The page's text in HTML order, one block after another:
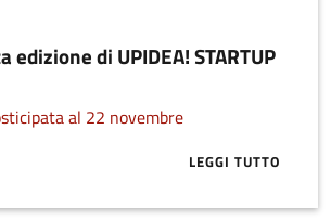
edizione di UPIDEA! STARTUP
al 22 novembre
LEGGI TUTTO
ABOUT AL